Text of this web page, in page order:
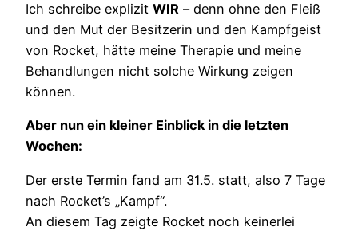
Ich schreibe explizit WIR – denn ohne den Fleiß
und den Mut der Besitzerin und den Kampfgeist
von Rocket, hätte meine Therapie und meine
Behandlungen nicht solche Wirkung zeigen
können.
Aber nun ein kleiner Einblick in die letzten
Wochen:
Der erste Termin fand am 31.5. statt, also 7 Tage
nach Rocket’s „Kampf“.
An diesem Tag zeigte Rocket noch keinerlei